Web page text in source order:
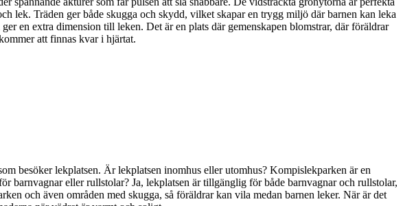
lek. Träden ger både skugga och skydd, vilket skapar en trygg miljö där barnen kan leka
en extra dimension till leken. Det är en plats där gemenskapen blomstrar, där föräldrar
att finnas kvar i hjärtat.
besöker lekplatsen. Är lekplatsen inomhus eller utomhus? Kompislekparken är en
eller rullstolar? Ja, lekplatsen är tillgänglig för både barnvagnar och rullstolar,
och även områden med skugga, så föräldrar kan vila medan barnen leker. När är det